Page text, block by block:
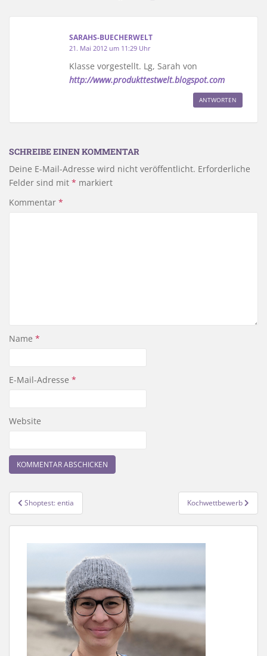
SARAHS-BUECHERWELT
21. Mai 2012 um 11:29 Uhr
Klasse vorgestellt. Lg, Sarah von
http://www.produkttestwelt.blogspot.com
ANTWORTEN
SCHREIBE EINEN KOMMENTAR
Deine E-Mail-Adresse wird nicht veröffentlicht. Erforderliche
Felder sind mit * markiert
Kommentar *
Name *
E-Mail-Adresse *
Website
Beitragsnavigation
Shoptest: entia Kochwettbewerb